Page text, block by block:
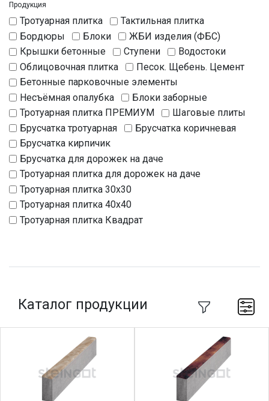
Продукция
Тротуарная плитка
Тактильная плитка
Бордюры
Блоки
ЖБИ изделия (ФБС)
Крышки бетонные
Ступени
Водостоки
Облицовочная плитка
Песок. Щебень. Цемент
Бетонные парковочные элементы
Несъёмная опалубка
Блоки заборные
Тротуарная плитка ПРЕМИУМ
Шаговые плиты
Брусчатка тротуарная
Брусчатка коричневая
Брусчатка кирпичик
Брусчатка для дорожек на даче
Тротуарная плитка для дорожек на даче
Тротуарная плитка 30х30
Тротуарная плитка 40х40
Тротуарная плитка Квадрат
Каталог продукции